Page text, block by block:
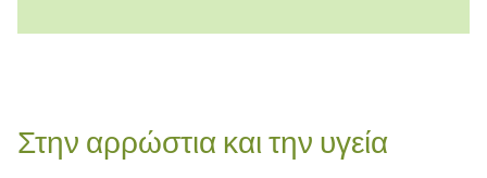
Στην αρρώστια και την υγεία